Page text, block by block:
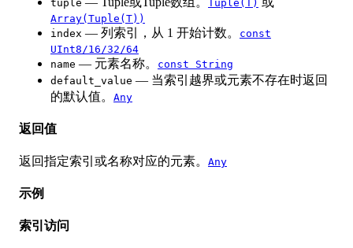
tuple Tuple(T)
Array(Tuple(T))
index — 列索引，从 1 开始计数。
const
UInt8/16/32/64
name — 元素名称。
const String
default_value — 当索引越界或元素不存在时返回
的默认值。 Any
返回值
返回指定索引或名称对应的元素。 Any
示例
索引访问